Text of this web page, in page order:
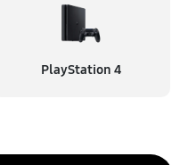
PlayStation 4